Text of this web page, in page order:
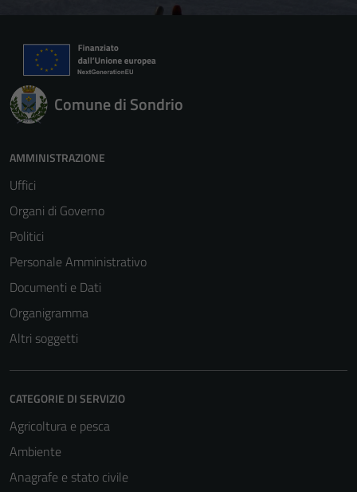
Comune di Sondrio
AMMINISTRAZIONE
Uffici
Organi di Governo
Politici
Personale Amministrativo
Documenti e Dati
Organigramma
Altri soggetti
CATEGORIE DI SERVIZIO
Agricoltura e pesca
Ambiente
Anagrafe e stato civile